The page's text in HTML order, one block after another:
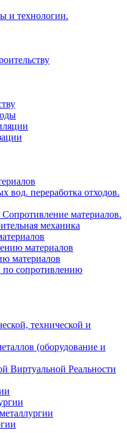
и технологии.
вод. переработка отходов.
материалов.
механика
материалов
материалов
по сопротивлению
технической и
(оборудование и
Виртуальной Реальности